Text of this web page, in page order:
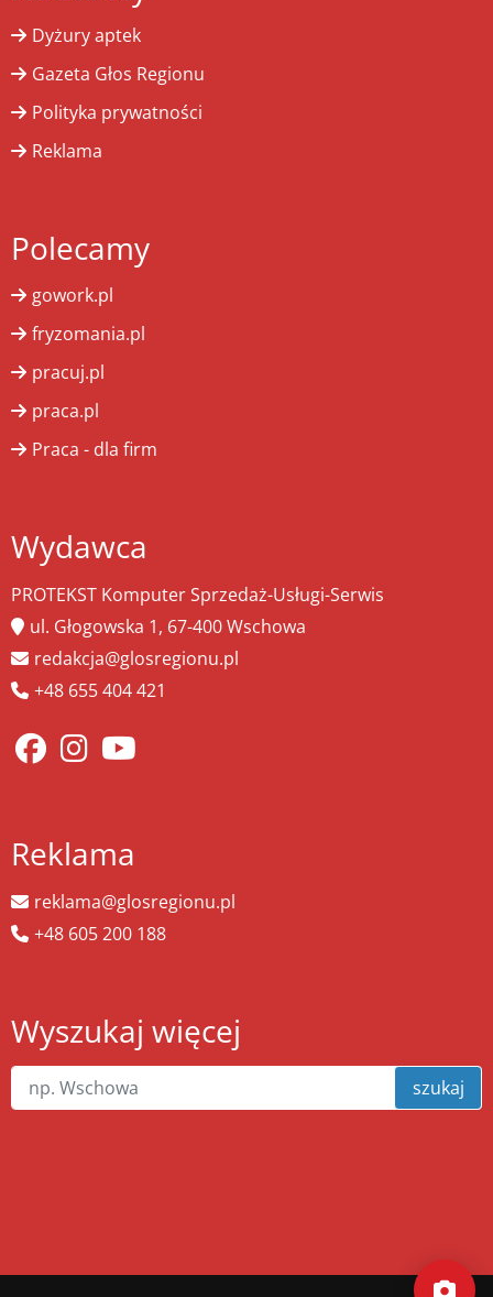
Dyżury aptek
Gazeta Głos Regionu
Polityka prywatności
Reklama
Polecamy
gowork.pl
fryzomania.pl
pracuj.pl
praca.pl
Praca - dla firm
Wydawca
PROTEKST Komputer Sprzedaż-Usługi-Serwis
ul. Głogowska 1, 67-400 Wschowa
redakcja@glosregionu.pl
+48 655 404 421
Reklama
reklama@glosregionu.pl
+48 605 200 188
Wyszukaj więcej
szukaj